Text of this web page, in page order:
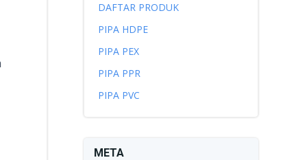
DAFTAR PRODUK
PIPA HDPE
PIPA PEX
PIPA PPR
PIPA PVC
META